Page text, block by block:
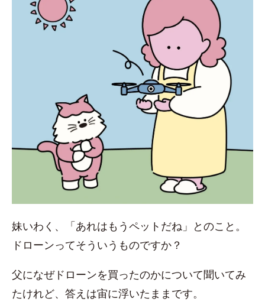
妹いわく、「あれはもうペットだね」とのこと。
ドローンってそういうものですか？
父になぜドローンを買ったのかについて聞いてみ
たけれど、答えは宙に浮いたままです。